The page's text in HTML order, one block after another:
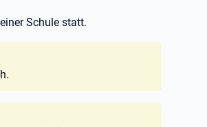
Schule statt.